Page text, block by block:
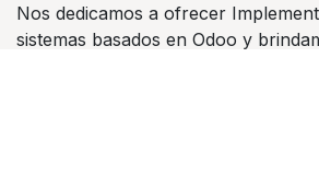
Nos dedicamos a ofrecer
sistemas basados en Odoo y